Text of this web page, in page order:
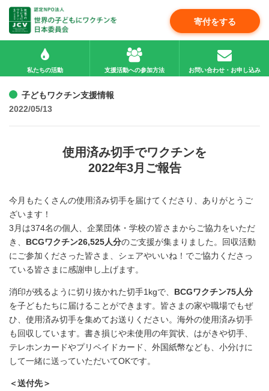
寄付をする
私たちの活動 支援活動への参加方法 お問い合わせ・お申し込み
子どもワクチン支援情報
2022/05/13
使用済み切手でワクチンを
2022年3月ご報告
今月もたくさんの使用済み切手を届けてくださり、ありがとうご
ざいます！
3月は374名の個人、企業団体・学校の皆さまからご協力をいただ
き、 BCGワクチン26,525人分のご支援が集まりました。回収活動
にご参加くださった皆さま、シェアやいいね！でご協力くださっ
ている皆さまに感謝申し上げます。
消印が残るように切り抜かれた切手1kgで、 BCGワクチン75人分
を子どもたちに届けることができます。皆さまの家や職場でもぜ
ひ、使用済み切手を集めてお送りください。海外の使用済み切手
も回収しています。書き損じや未使用の年賀状、はがきや切手、
テレホンカードやプリペイドカード、外国紙幣なども、小分けに
して一緒に送っていただいてOKです。
＜送付先＞